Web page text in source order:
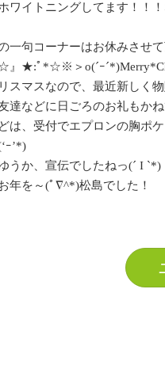
ワイトニングしてます！
一句コーナーはお休みさせ
☆』★:ﾟ*☆※＞o(´ｰ
スマスなので、最近新しく
達などに日ごろのお礼もか
は、受付でエプロンの胸ポ
ｰ’*)
うか、宣伝でしたねっ(´ I `*)
年を～(ﾟ∇^*)松島でした！